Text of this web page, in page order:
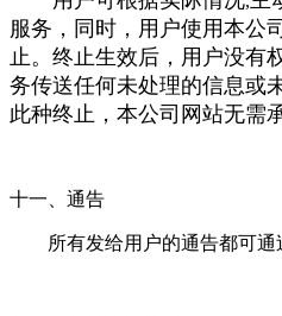
服务，同时，用户使用本公
止。终止生效后，用户没有
务传送任何未处理的信息或
此种终止，本公司网站无需
十一、通告
所有发给用户的通告都可通